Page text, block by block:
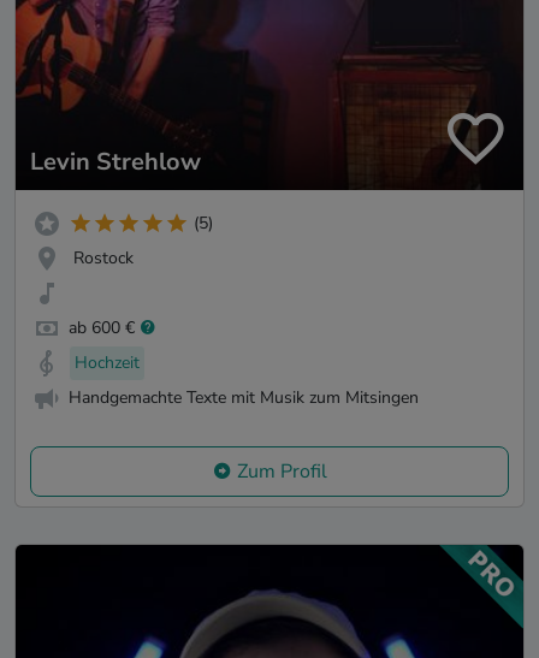
Levin Strehlow
(5)
Rostock
ab 600 €
Hochzeit
Handgemachte Texte mit Musik zum Mitsingen
Zum Profil